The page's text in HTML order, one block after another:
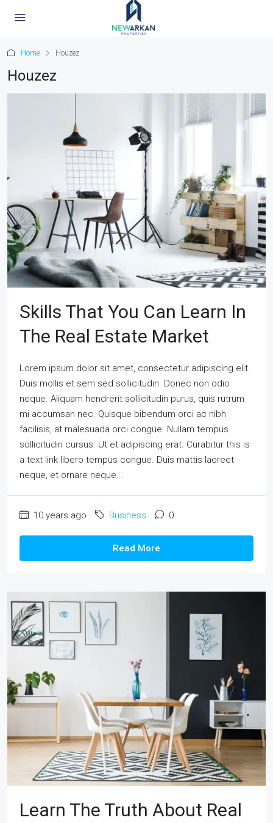
Home Houzez
Houzez
Skills That You Can Learn In
The Real Estate Market
Lorem ipsum dolor sit amet, consectetur adipiscing elit.
Duis mollis et sem sed sollicitudin. Donec non odio
neque. Aliquam hendrerit sollicitudin purus, quis rutrum
mi accumsan nec. Quisque bibendum orci ac nibh
facilisis, at malesuada orci congue. Nullam tempus
sollicitudin cursus. Ut et adipiscing erat. Curabitur this is
a text link libero tempus congue. Duis mattis laoreet
neque, et ornare neque...
10 years ago Business 0
Read More
Learn The Truth About Real